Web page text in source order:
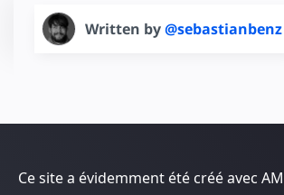
Written by@sebastianbenz
Ce site a évidemment été créé avec